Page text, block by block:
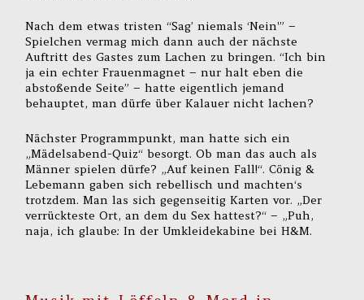
Nach dem etwas tristen “Sag’ niemals ‘Nein'” –
Spielchen vermag mich dann auch der nächste
Auftritt des Gastes zum Lachen zu bringen. “Ich bin
ja ein echter Frauenmagnet – nur halt eben die
abstoßende Seite” – hatte eigentlich jemand
behauptet, man dürfe über Kalauer nicht lachen?
Nächster Programmpunkt, man hatte sich ein
„Mädelsabend-Quiz“ besorgt. Ob man das auch als
Männer spielen dürfe? „Auf keinen Fall!“. Cönig &
Lebemann gaben sich rebellisch und machten‘s
trotzdem. Man las sich gegenseitig Karten vor. „Der
verrückteste Ort, an dem du Sex hattest?“ – „Puh,
naja, ich glaube: In der Umkleidekabine bei H&M.